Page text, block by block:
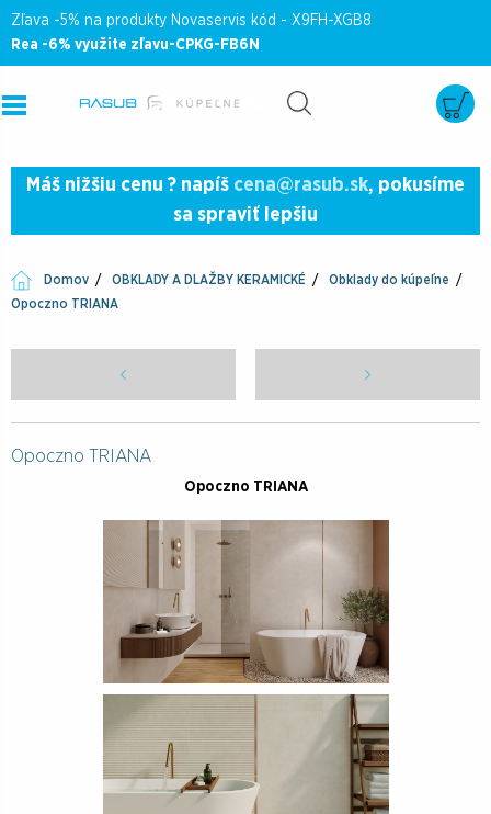
Zľava -5% na produkty Novaservis kód - X9FH-XGB8
Rea -6% využite zľavu-CPKG-FB6N
Máš nižšiu cenu ? napíš cena@rasub.sk, pokusíme
sa spraviť lepšiu
Domov OBKLADY A DLAŽBY KERAMICKÉ
Obklady do kúpeľne
Opoczno TRIANA
Opoczno TRIANA
Opoczno TRIANA